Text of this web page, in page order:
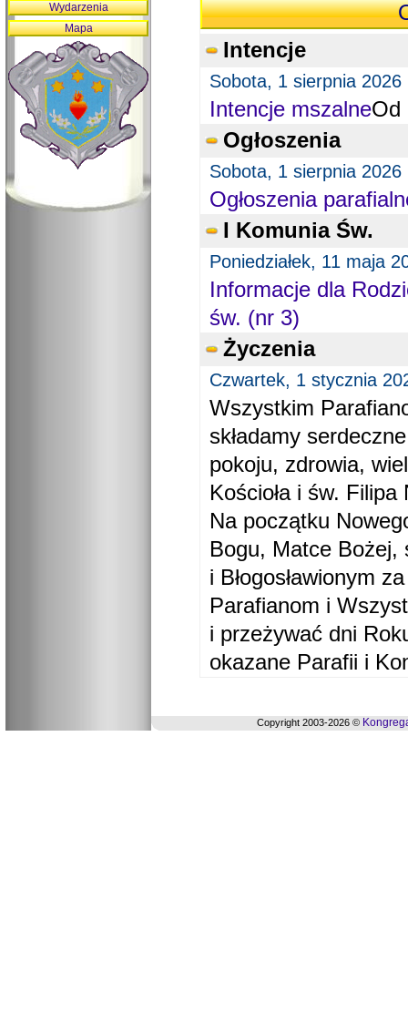
Intencje
Sobota, 1 sierpnia 2026
Intencje mszalneOd
Ogłoszenia
Sobota, 1 sierpnia 2026
Ogłoszenia
I Komunia Św.
Poniedziałek, 11 maja
Informacje dla
św. (nr 3)
Życzenia
Czwartek, 1 stycznia
Wszystkim
składamy
pokoju, zdrowia,
Kościoła i św. Filipa
Na początku
Bogu, Matce Bożej,
i Błogosławionym
Parafianom i
i przeżywać dni
okazane Parafii i
Wydarzenia
Mapa
Copyright 2003-2026 ©